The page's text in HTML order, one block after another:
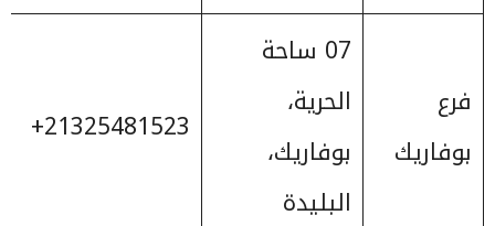
فرع
بوفاريك
07 ساحة
الحرية،
بوفاريك،
البليدة
‎+21325481523